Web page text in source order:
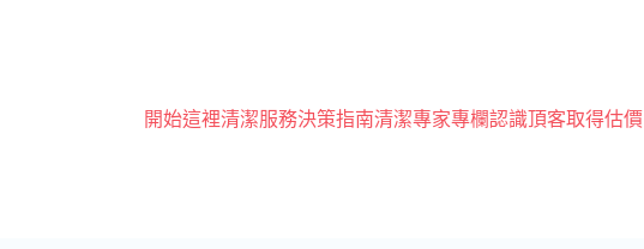
開始這裡清潔服務決策指南清潔專家專欄認識頂客取得估價